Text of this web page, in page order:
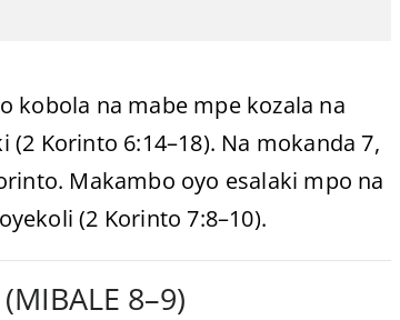
kobola na mabe mpe kozala na
Korinto 6:14–18). Na mokanda 7,
Makambo oyo esalaki mpo na
(2 Korinto 7:8–10).
8–9)